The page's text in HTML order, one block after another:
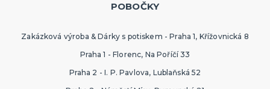
POBOČKY
Zakázková výroba & Dárky s potiskem - Praha 1, Křížovnická 8
Praha 1 - Florenc, Na Poříčí 33
Praha 2 - I. P. Pavlova, Lublaňská 52